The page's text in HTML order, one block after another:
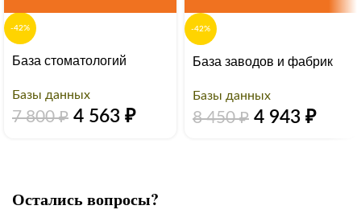
-42%
База стоматологий
Базы данных
7 800₽ 4 563 ₽
-42%
База заводов и фабрик
Базы данных
8 450₽ 4 943 ₽
Остались вопросы?